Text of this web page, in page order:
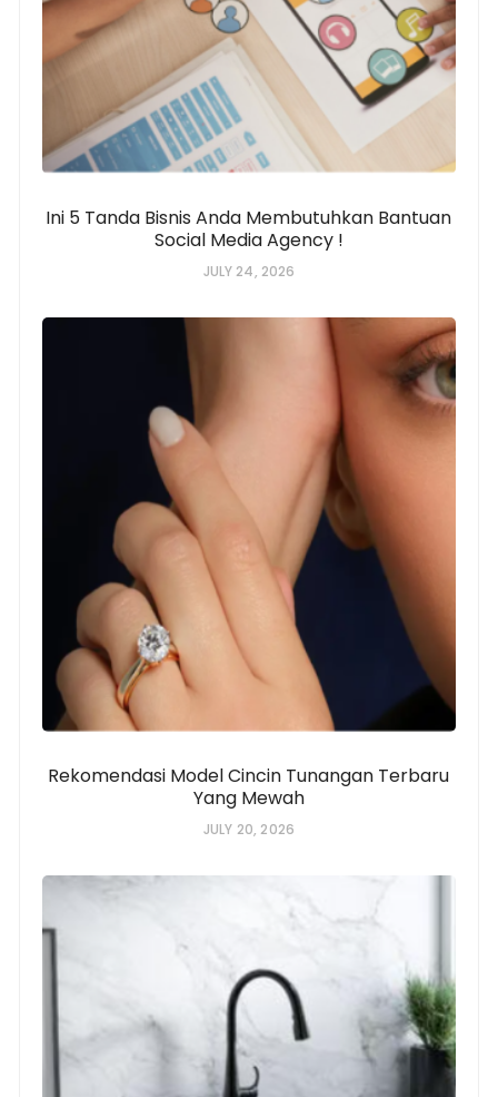
Ini 5 Tanda Bisnis Anda Membutuhkan Bantuan
Social Media Agency !
JULY 24, 2026
Rekomendasi Model Cincin Tunangan Terbaru
Yang Mewah
JULY 20, 2026